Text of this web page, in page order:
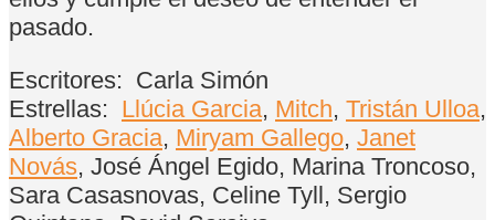
pasado.
Escritores: Carla Simón
Estrellas: Llúcia Garcia, Mitch, Tristán Ulloa,
Alberto Gracia, Miryam Gallego, Janet
Novás, José Ángel Egido, Marina Troncoso,
Sara Casasnovas, Celine Tyll, Sergio